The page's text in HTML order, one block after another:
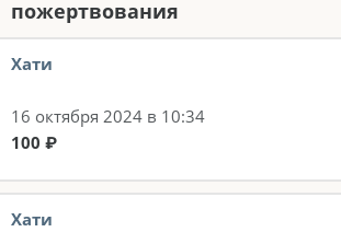
пожертвования
Хати
16 октября 2024 в 10:34
100 ₽
Хати